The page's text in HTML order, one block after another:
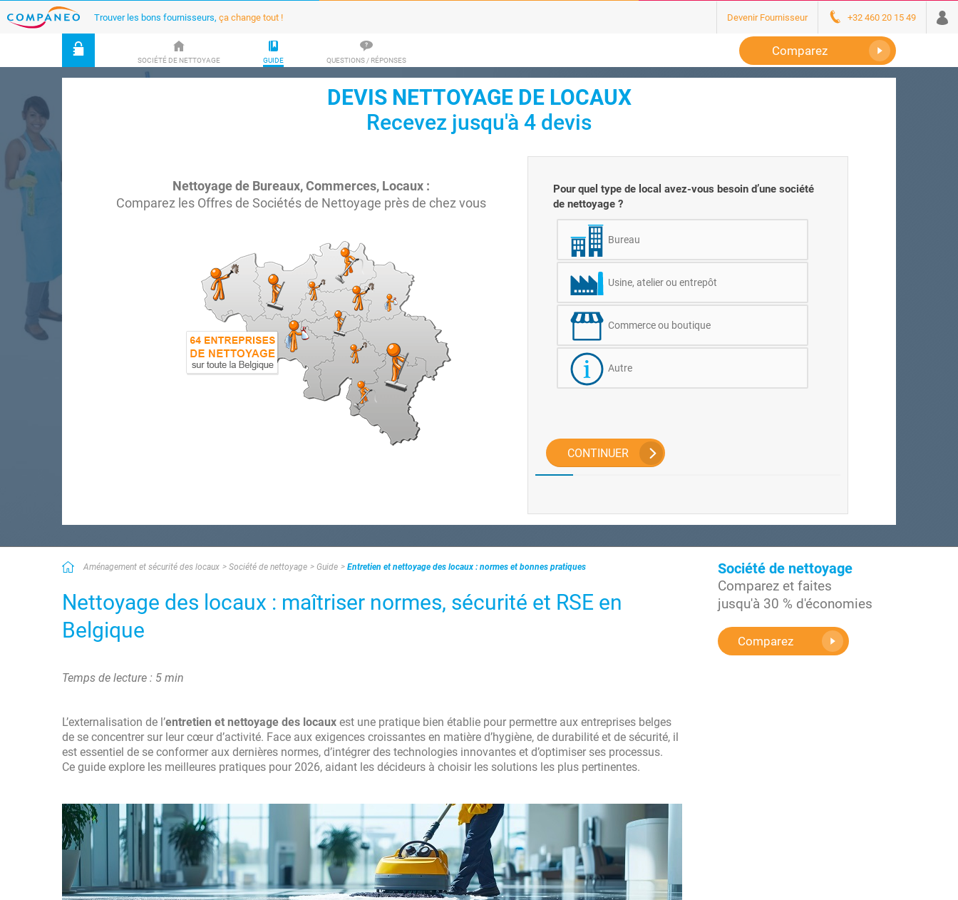
Trouver les bons fournisseurs, ça change tout ! Devenir Fournisseur +32 460 20 15 49
SOCIÉTÉ DE NETTOYAGE GUIDE QUESTIONS / RÉPONSES
Comparez
DEVIS NETTOYAGE DE LOCAUX
Recevez jusqu'à 4 devis
Nettoyage de Bureaux, Commerces, Locaux :
Comparez les Offres de Sociétés de Nettoyage près de chez vous
Pour quel type de local avez-vous besoin d’une société
de nettoyage ?
Bureau
Usine, atelier ou entrepôt
Commerce ou boutique
Autre
CONTINUER
Aménagement et sécurité des locaux Société de nettoyage Guide Entretien et nettoyage des locaux : normes et bonnes pratiques
Nettoyage des locaux : maîtriser normes, sécurité et RSE en
Belgique
Temps de lecture : 5 min
L’externalisation de l’entretien et nettoyage des locaux est une pratique bien établie pour permettre aux entreprises belges
de se concentrer sur leur cœur d’activité. Face aux exigences croissantes en matière d’hygiène, de durabilité et de sécurité, il
est essentiel de se conformer aux dernières normes, d’intégrer des technologies innovantes et d’optimiser ses processus.
Ce guide explore les meilleures pratiques pour 2026, aidant les décideurs à choisir les solutions les plus pertinentes.
Société de nettoyage
Comparez et faites
jusqu'à 30 % d'économies
Comparez